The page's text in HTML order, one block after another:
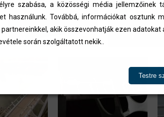
szabása, a közösségi média jellemzőinek
használunk. Továbbá, információkat osztunk
akik összevonhatják ezen
során szolgáltatott nekik..
Testre